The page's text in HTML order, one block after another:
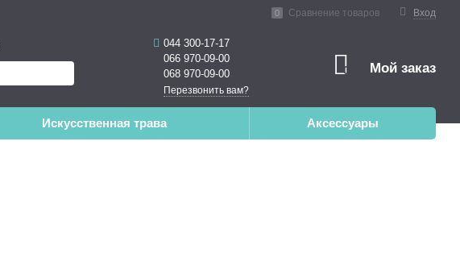
Вход
0 Сравнение товаров
044 300-17-17
066 970-09-00
068 970-09-00
Перезвонить вам?
0 Мой заказ
Искусственная трава Аксессуары